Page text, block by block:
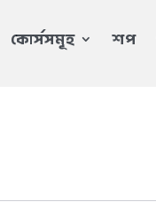
কোর্সসমূহ শপ